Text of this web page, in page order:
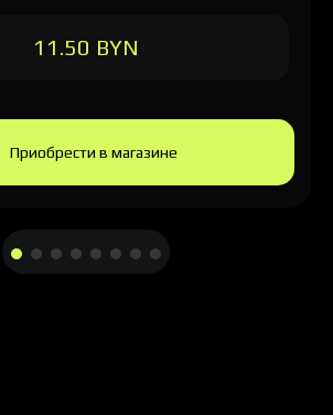
11.50 BYN
Приобрести в магазине